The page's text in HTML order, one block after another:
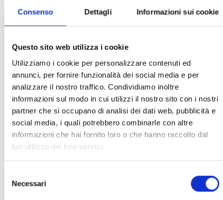
Consenso Dettagli Informazioni sui cookie
Questo sito web utilizza i cookie
Utilizziamo i cookie per personalizzare contenuti ed
annunci, per fornire funzionalità dei social media e per
analizzare il nostro traffico. Condividiamo inoltre
informazioni sul modo in cui utilizzi il nostro sito con i nostri
partner che si occupano di analisi dei dati web, pubblicità e
social media, i quali potrebbero combinarle con altre
informazioni che hai fornito loro o che hanno raccolto dal
tuo utilizzo dei loro servizi.
delNecessari
Infrarot wirkt tiefer und unterstützt die Regeneration
sowie den Abbau von Stress und Müdigkeit.
Bewegung
Die NIR-Therapie (Nahinfrarot) verbessert die Gesundheit
des Bewegungsapparats:
erhöht die Gelenkbeweglichkeit,
verringert Steifheit und Entzündungen,
kann zur Verbesserung der Knochendichte beitragen
und so das Risiko von Knochenbrüchen verringern